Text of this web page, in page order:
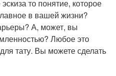
то понятие, которое
в вашей жизни?
А, может, вы
Любое это
тату. Вы можете сделать